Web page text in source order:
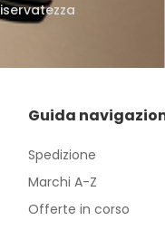
Guida
Spedizione
Marchi A-Z
Offerte in corso